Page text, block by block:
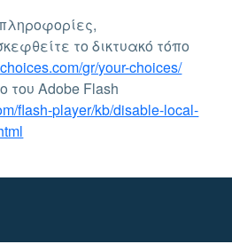
το δικτυακό τόπο
gr/your-choices/
του Adobe Flash
flash-player/kb/disable-local-